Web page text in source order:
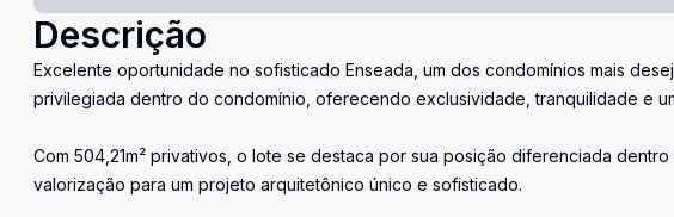
Descrição
Excelente oportunidade no sofisticado Enseada, um dos condomínios mais
privilegiada dentro do condomínio, oferecendo exclusividade, tranquilidade e
Com 504,21m² privativos, o lote se destaca por sua posição diferenciada
valorização para um projeto arquitetônico único e sofisticado.